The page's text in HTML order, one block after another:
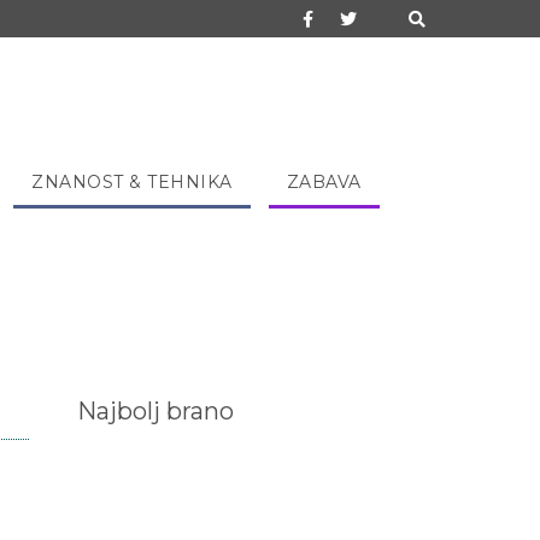
ZNANOST & TEHNIKA ZABAVA
Najbolj brano